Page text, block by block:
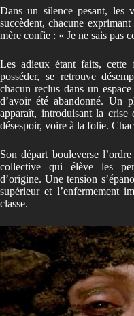
Dans un silence pesant, les
succèdent, chacune
mère confie : « Je ne sais pas
Les adieux étant faits, cette
posséder, se retrouve
chacun reclus dans un
d’avoir été abandonné. Un
apparaît, introduisant la crise
désespoir, voire à la folie.
Son départ bouleverse
collective qui élève les
d’origine. Une tension
supérieur et l’enfermement
classe.